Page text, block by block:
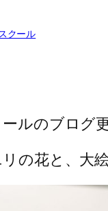
クール
ルのブログ
の花と、大